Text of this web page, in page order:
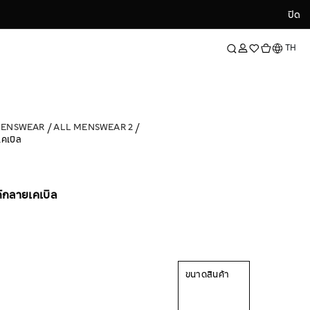
ปิด
ปิด
ภาษาTH
ALL MENSWEAR 2
เบิล
ลายเคเบิล
ขนาดสินค้า